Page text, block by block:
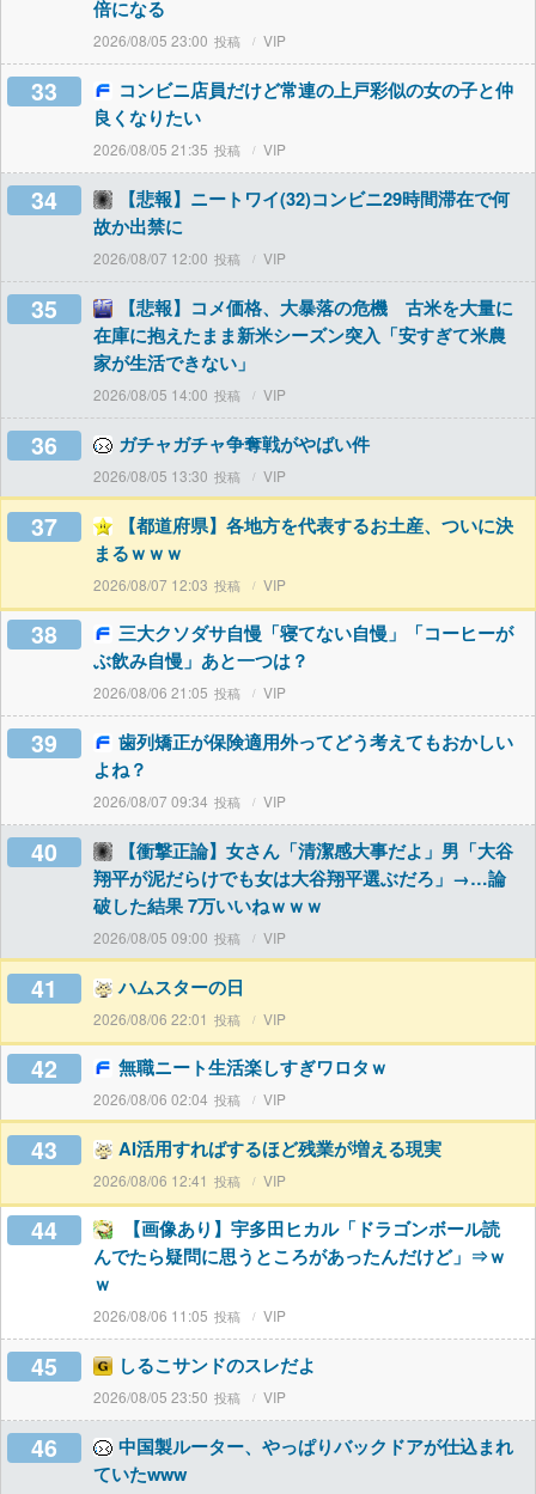
倍になる
2026/08/05 23:00 VIP
33
コンビニ店員だけど常連の上戸彩似の女の子と仲
良くなりたい
2026/08/05 21:35 VIP
34
【悲報】ニートワイ(32)コンビニ29時間滞在で何
故か出禁に
2026/08/07 12:00 VIP
35
【悲報】コメ価格、大暴落の危機 古米を大量に
在庫に抱えたまま新米シーズン突入「安すぎて米農
家が生活できない」
2026/08/05 14:00 VIP
36 ガチャガチャ争奪戦がやばい件
2026/08/05 13:30 VIP
37
【都道府県】各地方を代表するお土産、ついに決
まるｗｗｗ
2026/08/07 12:03 VIP
38
三大クソダサ自慢「寝てない自慢」「コーヒーが
ぶ飲み自慢」あと一つは？
2026/08/06 21:05 VIP
39
歯列矯正が保険適用外ってどう考えてもおかしい
よね？
2026/08/07 09:34 VIP
40
【衝撃正論】女さん「清潔感大事だよ」男「大谷
翔平が泥だらけでも女は大谷翔平選ぶだろ」→…論
破した結果 7万いいねｗｗｗ
2026/08/05 09:00 VIP
41 ハムスターの日
2026/08/06 22:01 VIP
42 無職ニート生活楽しすぎワロタｗ
2026/08/06 02:04 VIP
43 AI活用すればするほど残業が増える現実
2026/08/06 12:41 VIP
44
【画像あり】宇多田ヒカル「ドラゴンボール読
んでたら疑問に思うところがあったんだけど」⇒ｗ
ｗ
2026/08/06 11:05 VIP
45 しるこサンドのスレだよ
2026/08/05 23:50 VIP
46
中国製ルーター、やっぱりバックドアが仕込まれ
ていたwww